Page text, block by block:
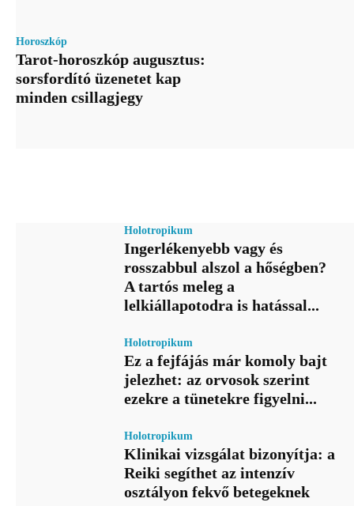
Horoszkóp
Tarot-horoszkóp augusztus:
sorsfordító üzenetet kap
minden csillagjegy
Holotropikum
Ingerlékenyebb vagy és
rosszabbul alszol a hőségben?
A tartós meleg a
lelkiállapotodra is hatással...
Holotropikum
Ez a fejfájás már komoly bajt
jelezhet: az orvosok szerint
ezekre a tünetekre figyelni...
Holotropikum
Klinikai vizsgálat bizonyítja: a
Reiki segíthet az intenzív
osztályon fekvő betegeknek